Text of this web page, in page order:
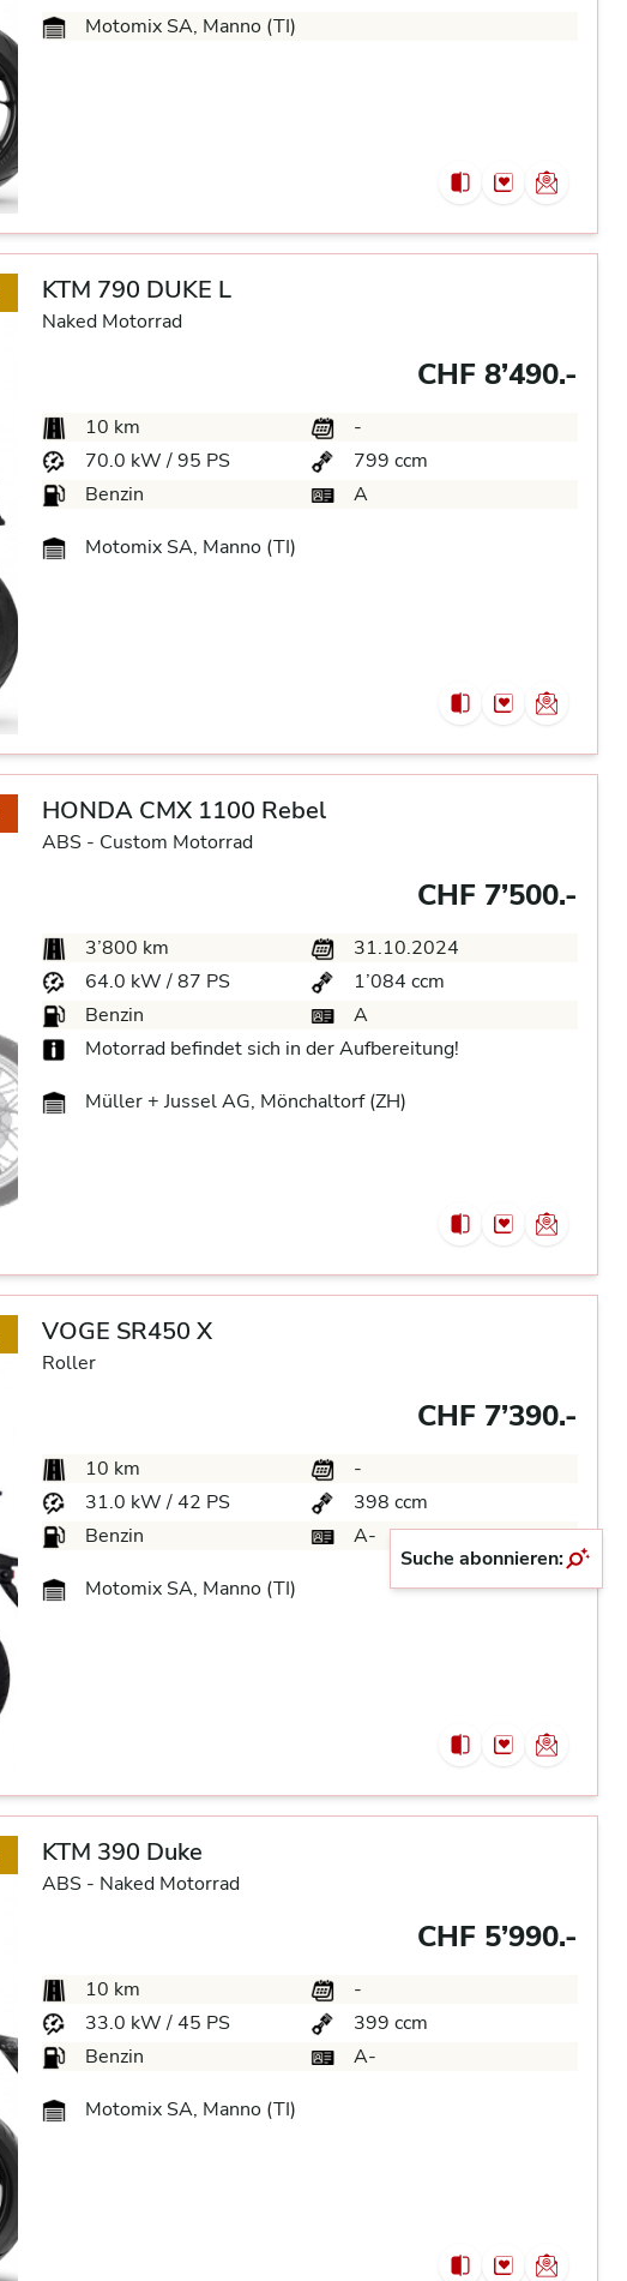
Motomix SA, Manno (TI)
KTM 790 DUKE L
Naked Motorrad
CHF 8’490.-
10 km
-
70.0 kW / 95 PS
799 ccm
Benzin
A
Motomix SA, Manno (TI)
HONDA CMX 1100 Rebel
ABS - Custom Motorrad
CHF 7’500.-
3’800 km
31.10.2024
64.0 kW / 87 PS
1’084 ccm
Benzin
A
Motorrad befindet sich in der Aufbereitung!
Müller + Jussel AG, Mönchaltorf (ZH)
VOGE SR450 X
Roller
CHF 7’390.-
10 km
-
31.0 kW / 42 PS
398 ccm
Benzin
A-
Motomix SA, Manno (TI)
KTM 390 Duke
ABS - Naked Motorrad
CHF 5’990.-
10 km
-
33.0 kW / 45 PS
399 ccm
Benzin
A-
Motomix SA, Manno (TI)
Suche abonnieren: